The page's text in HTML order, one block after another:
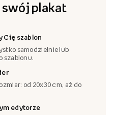
plakat
Cię szablon
samodzielnie lub
szablonu.
od 20x30 cm, aż do
edytorze